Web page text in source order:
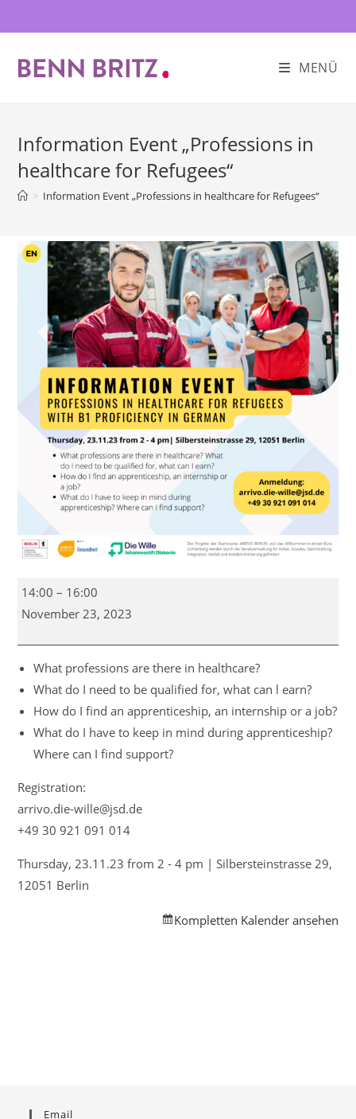
Inhalt
MENÜ
Information Event „Professions in
healthcare for Refugees“
> Information Event „Professions in healthcare for Refugees“
Information
Event
in
healthcare
for
Refugees"
14:00 – 16:00
November 23, 2023
What professions are there in healthcare?
What do I need to be qualified for, what can l earn?
How do I find an apprenticeship, an internship or a job?
What do I have to keep in mind during apprenticeship?
Where can I find support?
Registration:
arrivo.die-wille@jsd.de
+49 30 921 091 014
Thursday, 23.11.23 from 2 - 4 pm | Silbersteinstrasse 29,
12051 Berlin
Kompletten Kalender ansehen
Email